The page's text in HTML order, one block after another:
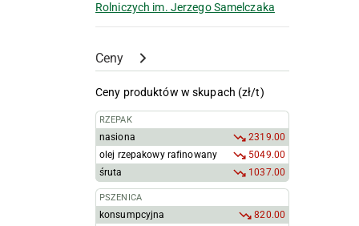
Rolniczych im. Jerzego Samelczaka
Ceny
Ceny produktów w skupach (zł/t)
RZEPAK
nasiona
2319.00
olej rzepakowy rafinowany
5049.00
śruta
1037.00
PSZENICA
konsumpcyjna
820.00